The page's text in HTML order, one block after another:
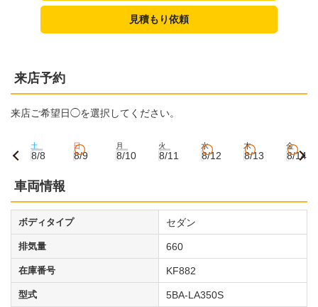
見積もり依頼
来店予約
来店ご希望日◯を選択してください。
土
8/8
日
8/9
月
8/10
火
8/11
水
8/12
木
8/13
金
8/14
車両情報
ボディタイプ セダン
排気量 660
在庫番号 KF882
型式 5BA-LA350S